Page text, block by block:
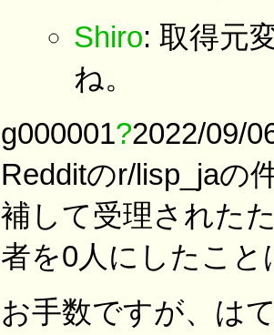
Shiro: 取得元
ね。
g000001?2022/09/
Redditのr/lisp_jaの
補して受理された
者を0人にしたこ
お手数ですが、は